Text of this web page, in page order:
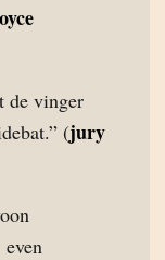
de vinger
(jury